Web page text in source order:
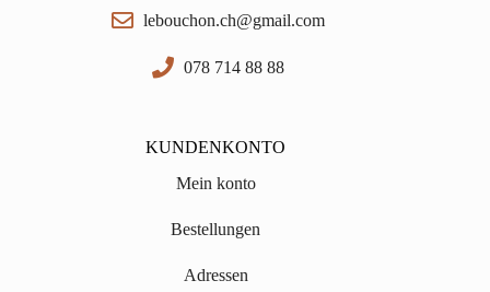
lebouchon.ch@gmail.com
078 714 88 88
KUNDENKONTO
Mein konto
Bestellungen
Adressen